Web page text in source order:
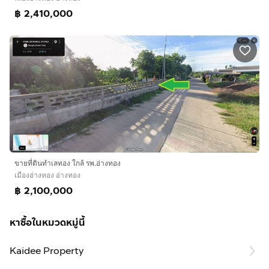
• ใกล้ โรงพยาบาลอ่างทอง
เช่น อีซูซุ, โตโยต้า, คลังสินค้าทางหลวง
🚗 ศักยภาพถนนสายเอเซีย เป็นถนนเศรษฐกิจ รถวิ่งผ่านวันละ
หลักหมื่นคัน ทำธุรกิจใด ๆ ก็ มองเห็นชัด สร้างรายได้
มหาศาล
• เส้นทางหลักเชื่อม กรุงเทพฯ – อยุธยา – สิงห์บุรี –
นครสวรรค์
• เป็นจุดพักระหว่าง กรุงเทพฯ–ภาคเหนือ / อีสาน
✨ เหมาะสำหรับ
✔️ ศูนย์รถยนต์ / โชว์รูม
✔️ ปั๊มน้ำมัน / จุดพักรถ
✔️ ร้านอาหาร / ร้านค้าขนาดใหญ่
✔️ ธุรกิจที่ต้องการพื้นที่ “หน้าติดถนนใหญ่ คนเห็นชัด”
฿ 2,410,000
ขายที่ดินทำเลทอง ใกล้ รพ.อ่างทอง
เมืองอ่างทอง อ่างทอง
฿ 2,100,000
หาซื้อในหมวดหมู่นี้
Kaidee Property